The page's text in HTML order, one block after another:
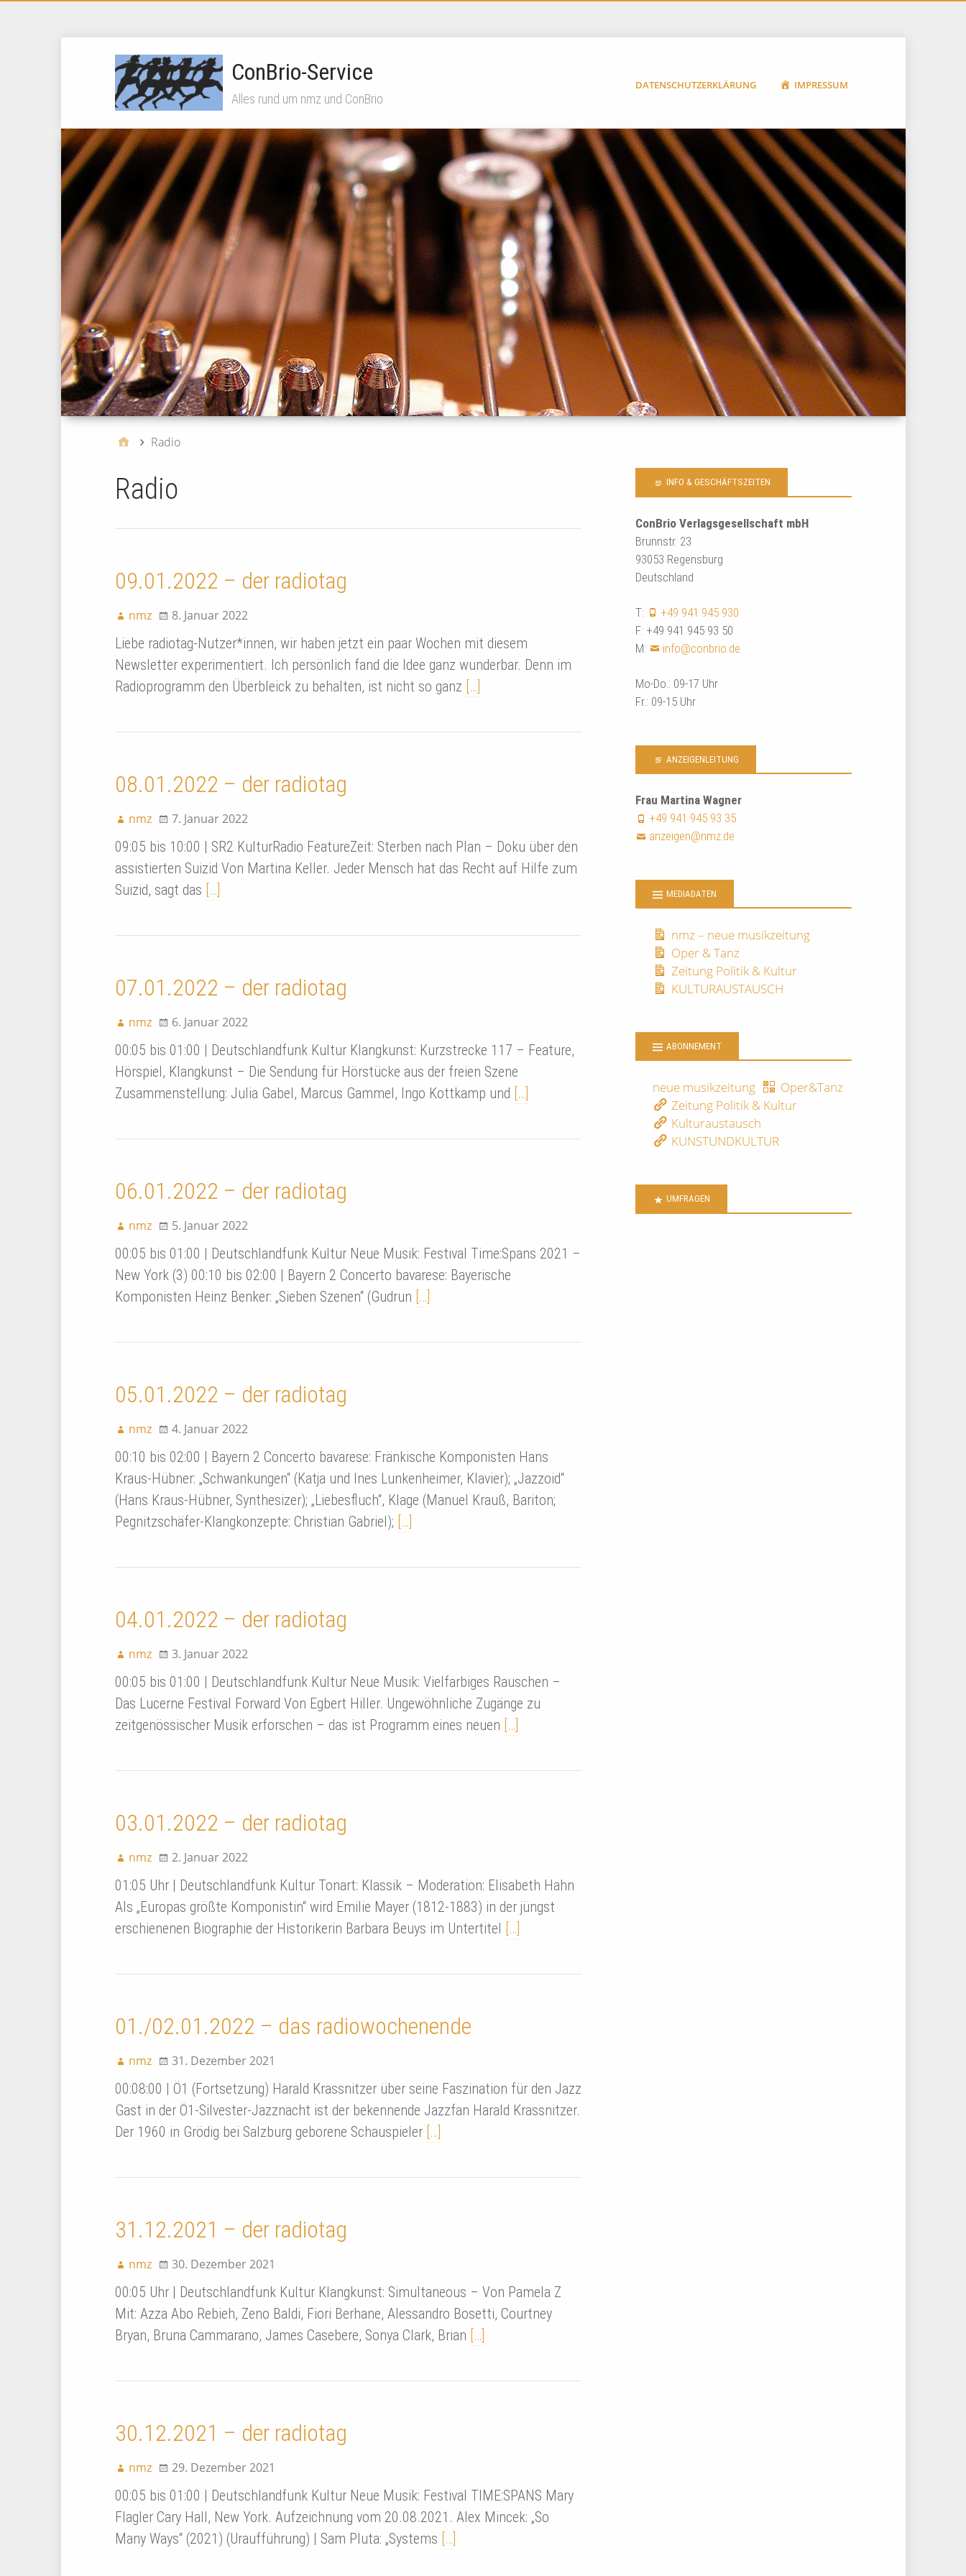
ConBrio-Service
Alles rund um nmz und ConBrio
DATENSCHUTZERKLÄRUNG IMPRESSUM
Radio
Radio
09.01.2022 – der radiotag
nmz 8. Januar 2022
Liebe radiotag-Nutzer*innen, wir haben jetzt ein paar Wochen mit diesem
Newsletter experimentiert. Ich persönlich fand die Idee ganz wunderbar. Denn im
Radioprogramm den Überbleick zu behalten, ist nicht so ganz […]
08.01.2022 – der radiotag
nmz 7. Januar 2022
09:05 bis 10:00 | SR2 KulturRadio FeatureZeit: Sterben nach Plan – Doku über den
assistierten Suizid Von Martina Keller. Jeder Mensch hat das Recht auf Hilfe zum
Suizid, sagt das […]
07.01.2022 – der radiotag
nmz 6. Januar 2022
00:05 bis 01:00 | Deutschlandfunk Kultur Klangkunst: Kurzstrecke 117 – Feature,
Hörspiel, Klangkunst – Die Sendung für Hörstücke aus der freien Szene
Zusammenstellung: Julia Gabel, Marcus Gammel, Ingo Kottkamp und […]
06.01.2022 – der radiotag
nmz 5. Januar 2022
00:05 bis 01:00 | Deutschlandfunk Kultur Neue Musik: Festival Time:Spans 2021 –
New York (3) 00:10 bis 02:00 | Bayern 2 Concerto bavarese: Bayerische
Komponisten Heinz Benker: „Sieben Szenen“ (Gudrun […]
05.01.2022 – der radiotag
nmz 4. Januar 2022
00:10 bis 02:00 | Bayern 2 Concerto bavarese: Fränkische Komponisten Hans
Kraus-Hübner: „Schwankungen“ (Katja und Ines Lunkenheimer, Klavier); „Jazzoid“
(Hans Kraus-Hübner, Synthesizer); „Liebesfluch“, Klage (Manuel Krauß, Bariton;
Pegnitzschäfer-Klangkonzepte: Christian Gabriel); […]
04.01.2022 – der radiotag
nmz 3. Januar 2022
00:05 bis 01:00 | Deutschlandfunk Kultur Neue Musik: Vielfarbiges Rauschen –
Das Lucerne Festival Forward Von Egbert Hiller. Ungewöhnliche Zugänge zu
zeitgenössischer Musik erforschen – das ist Programm eines neuen […]
03.01.2022 – der radiotag
nmz 2. Januar 2022
01:05 Uhr | Deutschlandfunk Kultur Tonart: Klassik – Moderation: Elisabeth Hahn
Als „Europas größte Komponistin“ wird Emilie Mayer (1812-1883) in der jüngst
erschienenen Biographie der Historikerin Barbara Beuys im Untertitel […]
01./02.01.2022 – das radiowochenende
nmz 31. Dezember 2021
00:08:00 | Ö1 (Fortsetzung) Harald Krassnitzer über seine Faszination für den Jazz
Gast in der Ö1-Silvester-Jazznacht ist der bekennende Jazzfan Harald Krassnitzer.
Der 1960 in Grödig bei Salzburg geborene Schauspieler […]
31.12.2021 – der radiotag
nmz 30. Dezember 2021
00:05 Uhr | Deutschlandfunk Kultur Klangkunst: Simultaneous – Von Pamela Z
Mit: Azza Abo Rebieh, Zeno Baldi, Fiori Berhane, Alessandro Bosetti, Courtney
Bryan, Bruna Cammarano, James Casebere, Sonya Clark, Brian […]
30.12.2021 – der radiotag
nmz 29. Dezember 2021
00:05 bis 01:00 | Deutschlandfunk Kultur Neue Musik: Festival TIME:SPANS Mary
Flagler Cary Hall, New York. Aufzeichnung vom 20.08.2021. Alex Mincek: „So
Many Ways“ (2021) (Uraufführung) | Sam Pluta: „Systems […]
INFO & GESCHÄFTSZEITEN
ConBrio Verlagsgesellschaft mbH
Brunnstr. 23
93053 Regensburg
Deutschland
T:
+49 941 945 930
F: +49 941 945 93 50
M:
info@conbrio.de
Mo-Do.: 09-17 Uhr
Fr.: 09-15 Uhr
ANZEIGENLEITUNG
Frau Martina Wagner
+49 941 945 93 35
anzeigen@nmz.de
MEDIADATEN
nmz – neue musikzeitung
Oper & Tanz
Zeitung Politik & Kultur
KULTURAUSTAUSCH
ABONNEMENT
neue musikzeitung
Oper&Tanz
Zeitung Politik & Kultur
Kulturaustausch
KUNSTUNDKULTUR
UMFRAGEN